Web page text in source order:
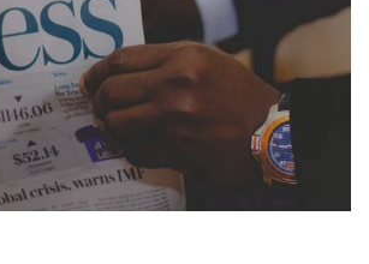
intended for everyone involved in the
industry, including engineers,
experts, and senior executives.
לחץ לפרטים